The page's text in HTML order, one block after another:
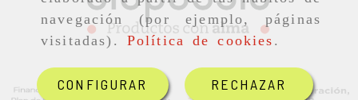
navegación (por ejemplo, páginas
visitadas). Política de cookies .
CONFIGURAR RECHAZAR